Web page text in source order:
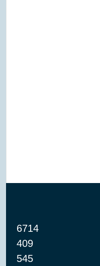
6714
409
545